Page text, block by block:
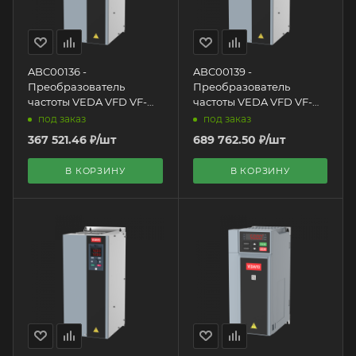
ABC00136 -
Преобразователь
частоты VEDA VFD VF-
101-P55K-0110-U-T4-E20-
N-H, 55 кВт, 3х400 VAC
под заказ
367 521.46 ₽/шт
В КОРЗИНУ
ABC00139 -
Преобразователь
частоты VEDA VFD VF-
101-P110-0210-U-T4-E20-
N-H, 110 кВт, 3х400 VAC
под заказ
689 762.50 ₽/шт
В КОРЗИНУ